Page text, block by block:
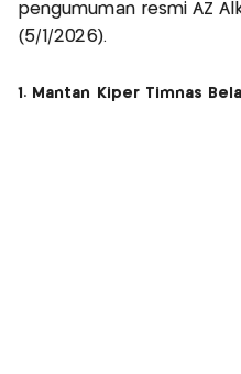
pengumuman resmi AZ
(5/1/2026).
1. Mantan Kiper Timnas